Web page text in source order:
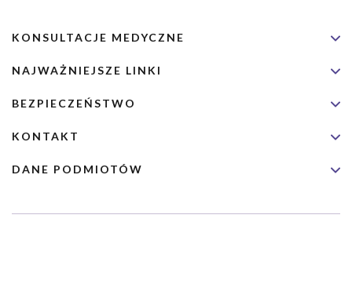
KONSULTACJE MEDYCZNE
NAJWAŻNIEJSZE LINKI
BEZPIECZEŃSTWO
KONTAKT
DANE PODMIOTÓW